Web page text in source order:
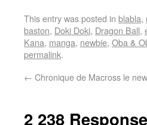
This entry was posted in blabla,
baston, Doki Doki, Dragon Ball,
Kana, manga, newbie, Oba &
permalink.
← Chronique de Macross le
2 238